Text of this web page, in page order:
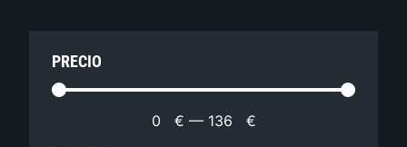
PRECIO
0 € — 136 €